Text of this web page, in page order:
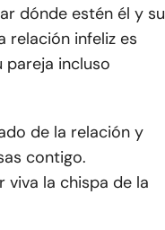
dónde estén él y su
relación infeliz es
incluso
de la relación y
contigo.
viva la chispa de la